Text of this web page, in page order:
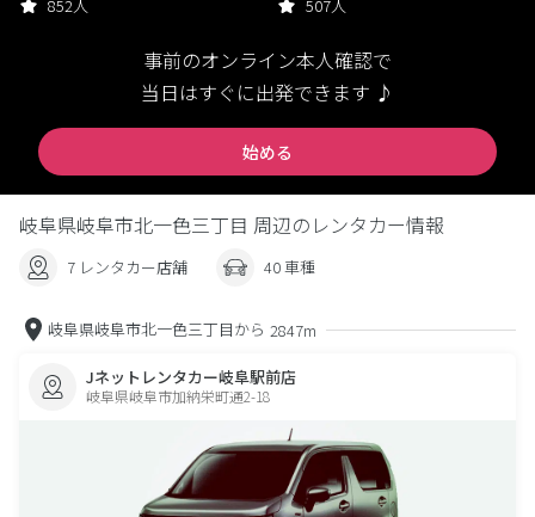
852人 507人
事前のオンライン本人確認で
当日はすぐに出発できます ♪
始める
岐阜県岐阜市北一色三丁目 周辺のレンタカー情報
7 レンタカー店舗 40 車種
岐阜県岐阜市北一色三丁目から 2847m
Jネットレンタカー岐阜駅前店
岐阜県岐阜市加納栄町通2-18